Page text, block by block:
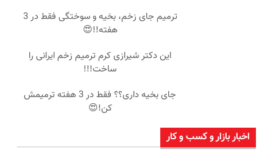
ترمیم جای زخم، بخیه و سوختگی فقط در 3
هفته!!😍
این دکتر شیرازی کرم ترمیم زخم ایرانی را
ساخت!!!
جای بخیه داری؟؟ فقط در 3 هفته ترمیمش
کن!😍
اخبار بازار و کسب و کار